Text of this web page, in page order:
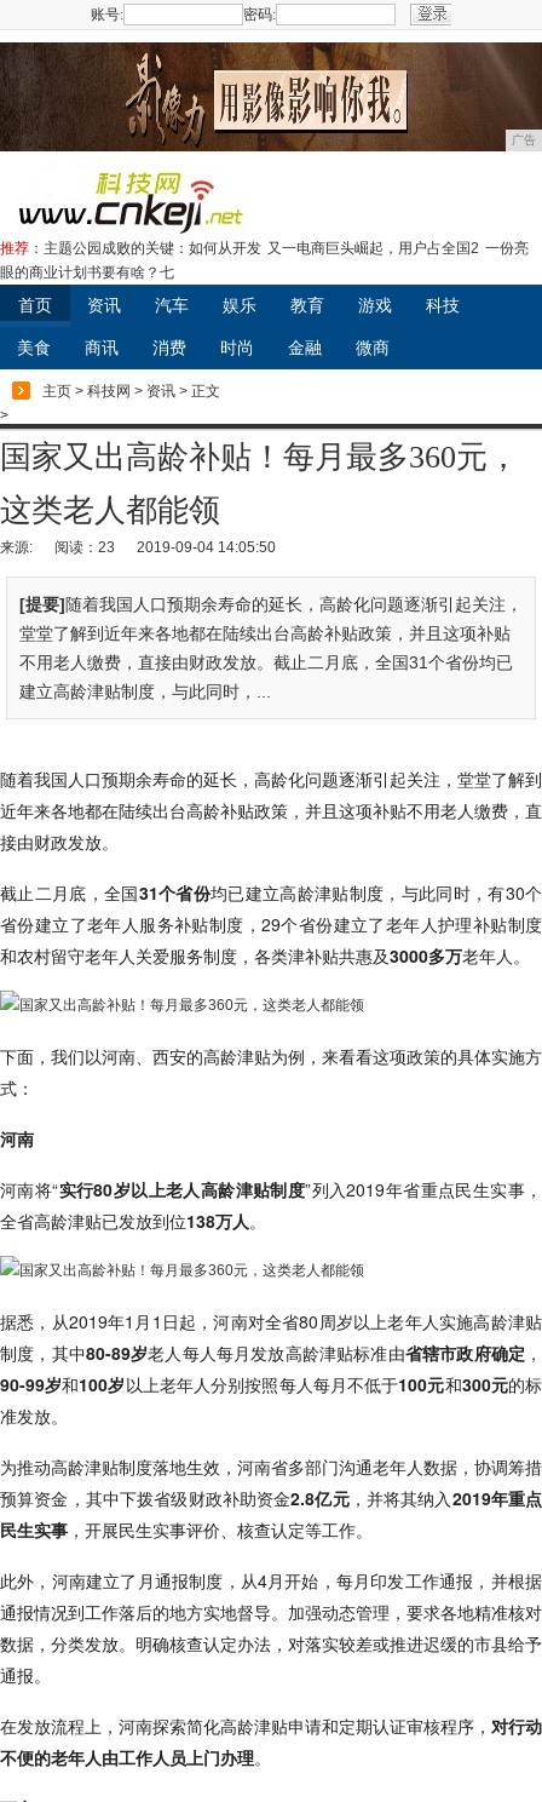
账号: 密码:
广告
推荐： 主题公园成败的关键：如何从开发 又一电商巨头崛起，用户占全国2 一份亮
眼的商业计划书要有啥？七
首页 资讯 汽车 娱乐 教育 游戏 科技
美食 商讯 消费 时尚 金融 微商
主页 > 科技网 > 资讯 > 正文
>
国家又出高龄补贴！每月最多360元，
这类老人都能领
来源: 阅读：23 2019-09-04 14:05:50
[提要]随着我国人口预期余寿命的延长，高龄化问题逐渐引起关注，
堂堂了解到近年来各地都在陆续出台高龄补贴政策，并且这项补贴
不用老人缴费，直接由财政发放。截止二月底，全国31个省份均已
建立高龄津贴制度，与此同时，...
随着我国人口预期余寿命的延长，高龄化问题逐渐引起关注，堂堂了解到
近年来各地都在陆续出台高龄补贴政策，并且这项补贴不用老人缴费，直
接由财政发放。
截止二月底，全国31个省份均已建立高龄津贴制度，与此同时，有30个
省份建立了老年人服务补贴制度，29个省份建立了老年人护理补贴制度
和农村留守老年人关爱服务制度，各类津补贴共惠及3000多万老年人。
下面，我们以河南、西安的高龄津贴为例，来看看这项政策的具体实施方
式：
河南
河南将“实行80岁以上老人高龄津贴制度”列入2019年省重点民生实事，
全省高龄津贴已发放到位138万人。
据悉，从2019年1月1日起，河南对全省80周岁以上老年人实施高龄津贴
制度，其中80-89岁老人每人每月发放高龄津贴标准由省辖市政府确定 ，
90-99岁和100岁以上老年人分别按照每人每月不低于100元和300元的标
准发放。
为推动高龄津贴制度落地生效，河南省多部门沟通老年人数据，协调筹措
预算资金，其中下拨省级财政补助资金2.8亿元，并将其纳入2019年重点
民生实事 ，开展民生实事评价、核查认定等工作。
此外，河南建立了月通报制度，从4月开始，每月印发工作通报，并根据
通报情况到工作落后的地方实地督导。加强动态管理，要求各地精准核对
数据，分类发放。明确核查认定办法，对落实较差或推进迟缓的市县给予
通报。
在发放流程上，河南探索简化高龄津贴申请和定期认证审核程序， 对行动
不便的老年人由工作人员上门办理。